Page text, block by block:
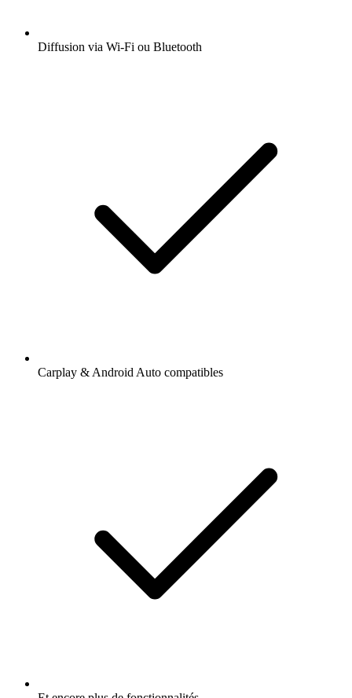
Diffusion via Wi-Fi ou Bluetooth
Carplay & Android Auto compatibles